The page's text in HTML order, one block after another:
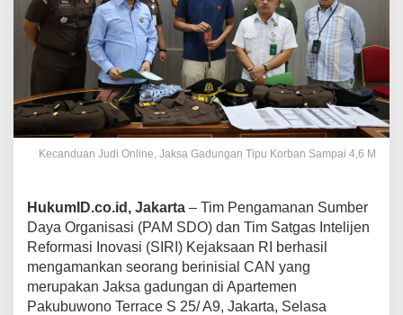
Kecanduan Judi Online, Jaksa Gadungan Tipu Korban Sampai 4,6 M
HukumID.co.id, Jakarta – Tim Pengamanan Sumber
Daya Organisasi (PAM SDO) dan Tim Satgas Intelijen
Reformasi Inovasi (SIRI) Kejaksaan RI berhasil
mengamankan seorang berinisial CAN yang
merupakan Jaksa gadungan di Apartemen
Pakubuwono Terrace S 25/ A9, Jakarta, Selasa